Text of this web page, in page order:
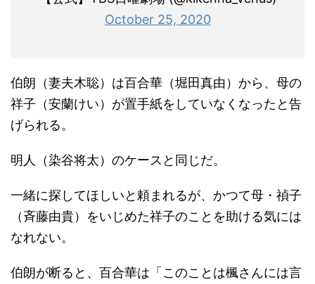
October 25, 2020
伯朗（妻夫木聡）は百合華（堀田真由）から、母の
祥子（安蘭けい）が置手紙をしていなくなったと告
げられる。
明人（染谷将太）のケースと同じだ。
一緒に探してほしいと頼まれるが、かつて母・禎子
（斉藤由貴）をいじめた祥子のことを助ける気には
なれない。
伯朗が断ると、百合華は「このことは楓さんには言